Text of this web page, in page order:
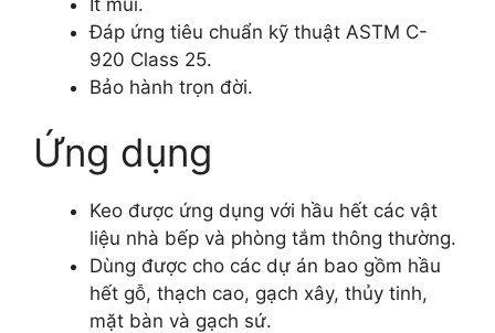
Đáp ứng tiêu chuẩn kỹ thuật ASTM C-
920 Class 25.
Bảo hành trọn đời.
Ứng dụng
Keo được ứng dụng với hầu hết các vật
liệu nhà bếp và phòng tắm thông thường.
Dùng được cho các dự án bao gồm hầu
hết gỗ, thạch cao, gạch xây, thủy tinh,
mặt bàn và gạch sứ.